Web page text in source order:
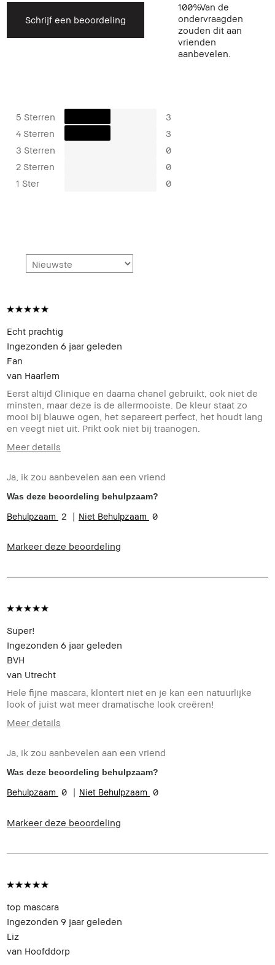
Schrijf een beoordeling
100%Van de
ondervraagden
zouden dit aan
vrienden
aanbevelen.
5 Sterren
3
4 Sterren
3
3 Sterren
0
2 Sterren
0
1 Ster
0
Echt prachtig
Ingezonden 6 jaar geleden
Fan
van Haarlem
Eerst altijd Clinique en daarna chanel gebruikt, ook niet de
minsten, maar deze is de allermooiste. De kleur staat zo
mooi bij blauwe ogen, het separeert perfect, het houdt lang
en veegt niet uit. Prikt ook niet bij traanogen.
Meer details
Huidtype
Normaal
Huidtint
Extra Licht - Licht
Productvoordelen
Eenvoudig in gebruik, Langhoudend,
Ja, ik zou aanbevelen aan een vriend
Was deze beoordeling behulpzaam?
2 0
Markeer deze beoordeling
Super!
Ingezonden 6 jaar geleden
BVH
van Utrecht
Hele fijne mascara, klontert niet en je kan een natuurlijke
look of juist wat meer dramatische look creëren!
Meer details
Ja, ik zou aanbevelen aan een vriend
Was deze beoordeling behulpzaam?
0 0
Markeer deze beoordeling
top mascara
Ingezonden 9 jaar geleden
Liz
van Hoofddorp